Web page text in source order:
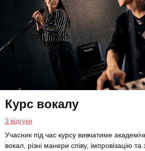
Курс вокалу
3 відгуки
Учасник під час курсу вивчатиме
вокал, різні манери співу, імпровізацію